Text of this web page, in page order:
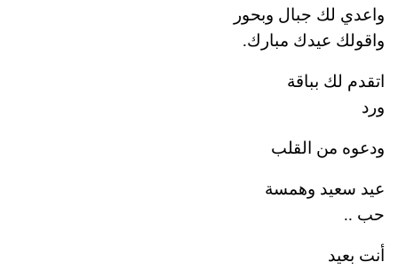
واعدي لك جبال وبحور
واقولك عيدك مبارك.
اتقدم لك بباقة
ورد
ودعوه من القلب
عيد سعيد وهمسة
حب ..
أنت بعيد